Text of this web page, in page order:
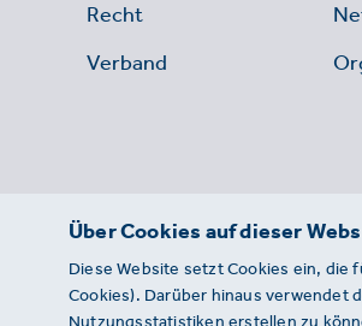
Recht
Verband
Über Cookies auf dieser
Diese Website setzt Cookies ein, die
Cookies). Darüber hinaus verwendet
Nutzungsstatistiken erstellen zu